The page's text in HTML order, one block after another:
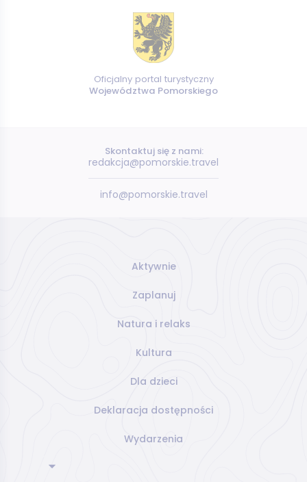
Oficjalny portal turystyczny
Województwa Pomorskiego
Skontaktuj się z nami:
redakcja@pomorskie.travel
info@pomorskie.travel
Aktywnie
Zaplanuj
Natura i relaks
Kultura
Dla dzieci
Deklaracja dostępności
Wydarzenia